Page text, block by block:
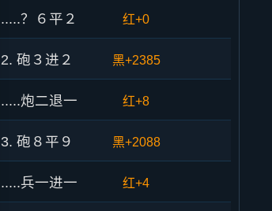
.....？６平２ 红+0
2. 砲３进２ 黑+2385
.....炮二退一 红+8
3. 砲８平９ 黑+2088
.....兵一进一 红+4